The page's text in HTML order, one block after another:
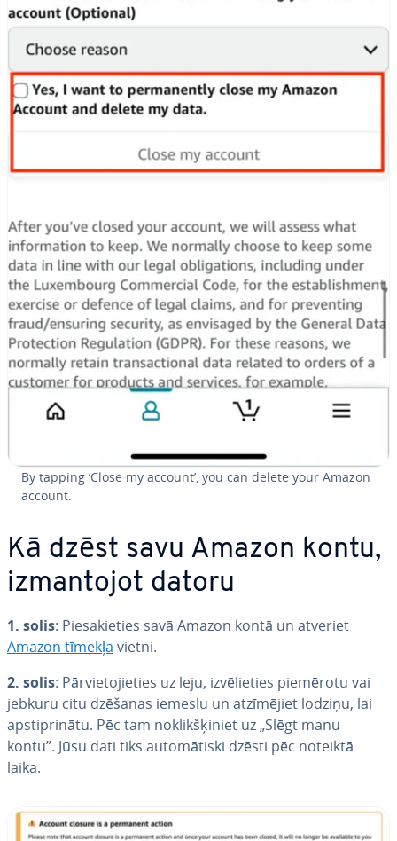
By tapping ‘Close my account’, you can delete your Amazon
account.
Kā dzēst savu Amazon kontu,
iz­man­to­jot datoru
1. solis: Pie­sa­kie­ties savā Amazon kontā un atveriet
Amazon tīmekļa vietni.
2. solis: Pār­vie­to­jie­ties uz leju, iz­vē­lie­ties piemērotu vai
jebkuru citu dzēšanas iemeslu un at­zī­mē­jiet lodziņu, lai
ap­stip­ri­nā­tu. Pēc tam no­klik­šķi­niet uz „Slēgt manu
kontu”. Jūsu dati tiks au­to­mā­tis­ki dzēsti pēc noteiktā
laika.